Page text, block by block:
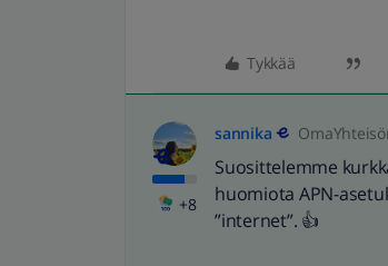
Tykkää
+8
sannika
Suosittelemme
huomiota APN-
”internet”. 👍